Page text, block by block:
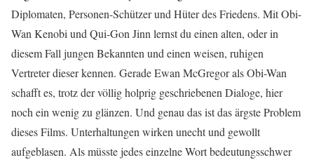
Diplomaten, Personen-Schützer und Hüter des Friedens. Mit Obi-
Wan Kenobi und Qui-Gon Jinn lernst du einen alten, oder in
diesem Fall jungen Bekannten und einen weisen, ruhigen
Vertreter dieser kennen. Gerade Ewan McGregor als Obi-Wan
schafft es, trotz der völlig holprig geschriebenen Dialoge, hier
noch ein wenig zu glänzen. Und genau das ist das ärgste Problem
dieses Films. Unterhaltungen wirken unecht und gewollt
aufgeblasen. Als müsste jedes einzelne Wort bedeutungsschwer